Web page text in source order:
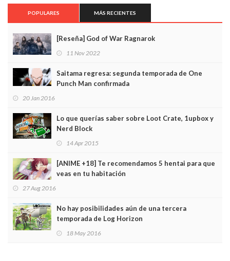
POPULARES MÁS RECIENTES
[Reseña] God of War Ragnarok
11 Nov 2022
Saitama regresa: segunda temporada de One
Punch Man confirmada
20 Jan 2016
Lo que querías saber sobre Loot Crate, 1upbox y
Nerd Block
14 Apr 2015
[ANIME +18] Te recomendamos 5 hentai para que
veas en tu habitación
27 Aug 2016
No hay posibilidades aún de una tercera
temporada de Log Horizon
18 May 2016